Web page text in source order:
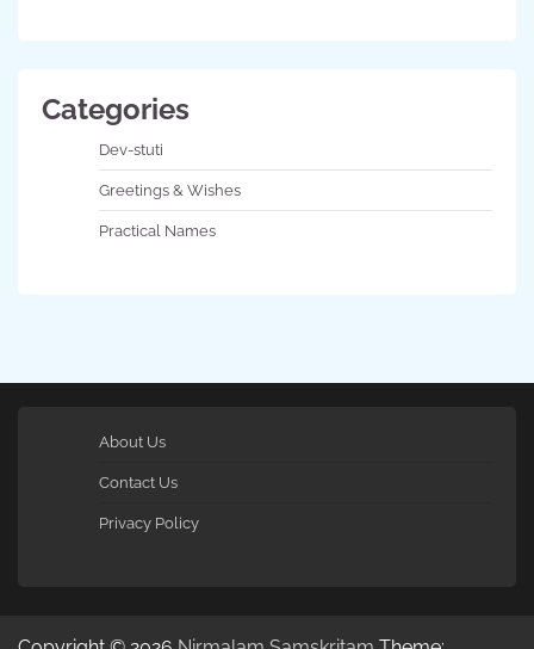
Categories
Dev-stuti
Greetings & Wishes
Practical Names
About Us
Contact Us
Privacy Policy